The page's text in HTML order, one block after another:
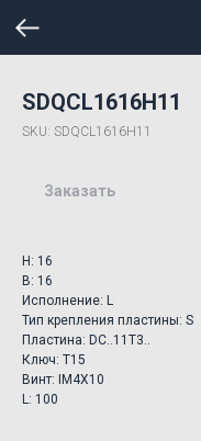
SDQCL1616H11
SKU: SDQCL1616H11
Заказать
H: 16
B: 16
Исполнение: L
Тип крепления пластины: S
Пластина: DC..11T3..
Ключ: T15
Винт: IM4X10
L: 100